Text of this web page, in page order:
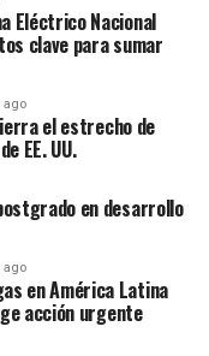
Eléctrico Nacional
clave para sumar
ago
el estrecho de
EE. UU.
en desarrollo
ago
en América Latina
acción urgente